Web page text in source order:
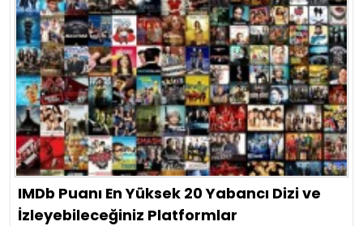
IMDb Puanı En Yüksek 20 Yabancı Dizi ve
İzleyebileceğiniz Platformlar